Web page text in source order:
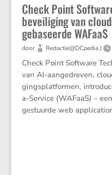
Check Point
beveiliging van
gebaseerde WAFaaS
door Redactie@DCpedia|
Check Point Software
van AI-aange­dreven,
gings­plat­formen,
a-Service (WAFaaS) –
gestuurde web